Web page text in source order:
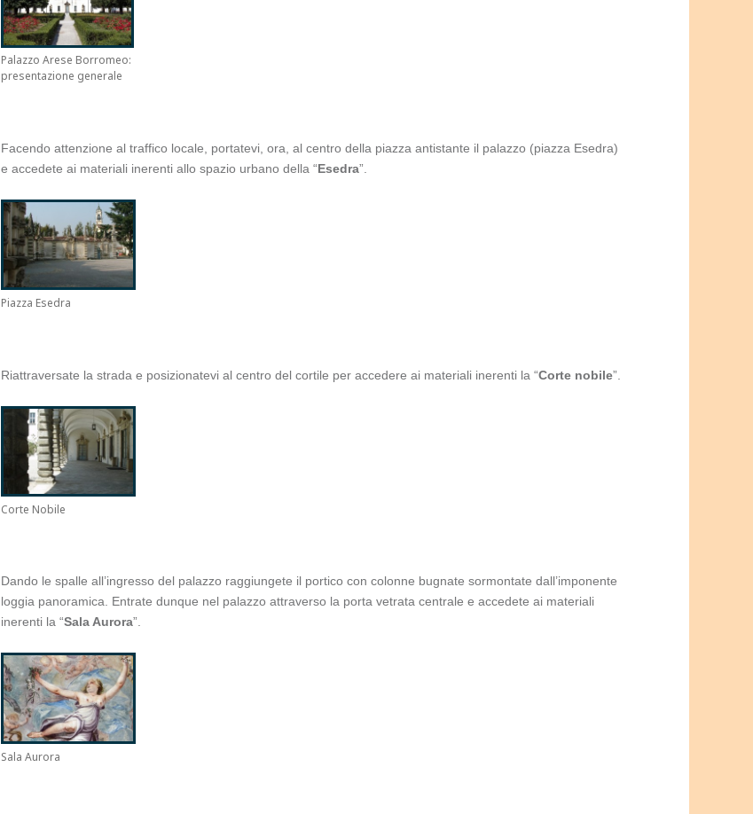
Palazzo Arese Borromeo:
presentazione generale
Facendo attenzione al traffico locale, portatevi, ora, al centro della piazza antistante il palazzo (piazza Esedra)
e accedete ai materiali inerenti allo spazio urbano della “Esedra”.
Piazza Esedra
Riattraversate la strada e posizionatevi al centro del cortile per accedere ai materiali inerenti la “Corte nobile”.
Corte Nobile
Dando le spalle all’ingresso del palazzo raggiungete il portico con colonne bugnate sormontate dall’imponente
loggia panoramica. Entrate dunque nel palazzo attraverso la porta vetrata centrale e accedete ai materiali
inerenti la “Sala Aurora”.
Sala Aurora